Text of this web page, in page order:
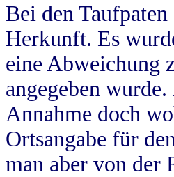
Bei den
Herkunft. Es
eine Abweichung
angegeben
Annahme doch
Ortsangabe für
man aber von der